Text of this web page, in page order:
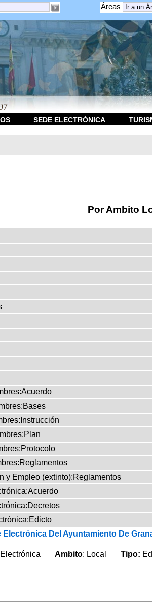
Áreas
SEDE ELECTRÓNICA
Por Ambito
y Empleo (extinto):Reglamentos
Del Ayuntamiento De
Electrónica Ambito: Local Tipo: